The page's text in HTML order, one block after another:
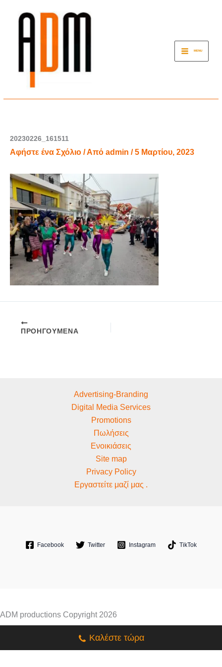
MENU
20230226_161511
Αφήστε ένα Σχόλιο / Από admin /5 Μαρτίου, 2023
ΠΡΟΗΓΟΎΜΕΝΑ
Advertising-Branding
Digital Media Services
Promotions
Πωλήσεις
Ενοικιάσεις
Site map
Privacy Policy
Εργαστείτε μαζί μας .
Facebook Twitter Instagram TikTok
ADM productions Copyright 2026
Καλέστε τώρα